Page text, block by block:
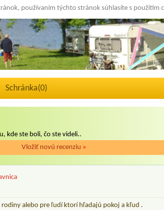
používaním týchto stránok súhlasíte s použitím
Schránka(0)
kde ste boli, čo ste videli..
Vložiť novú recenziu »
rodiny alebo pre ľudí ktorí hľadajú pokoj a kľud .